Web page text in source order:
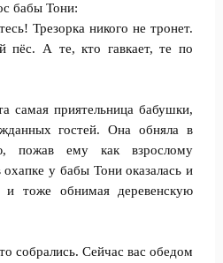
бабы Тони:
Трезорка никого не тронет.
пёс. А те, кто гавкает, те по
самая приятельница бабушки,
гостей. Она обняла в
пожав ему как взрослому
у бабы Тони оказалась и
тоже обнимая деревенскую
собрались. Сейчас вас обедом